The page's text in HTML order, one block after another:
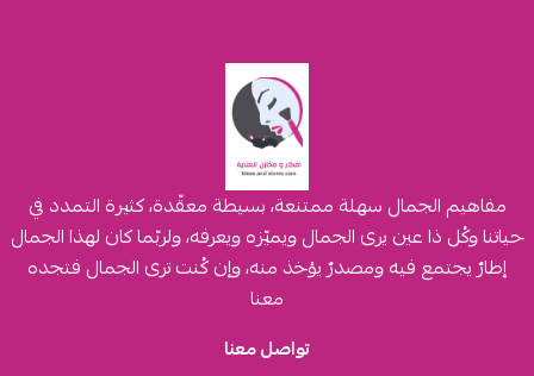
مفاهيم الجمال سهلة ممتنعة، بسيطة معقّدة، كثيرة التمدد في
حياتنا وكُل ذا عين يرى الجمال ويميّزه ويعرفه، ولربّما كان لهذا الجمال
إطارٌ يجتمع فيه ومصدرٌ يؤخذ منه، وإن كُنت ترى الجمال فتجده
معنا
تواصل معنا